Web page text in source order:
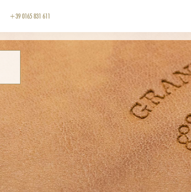
+39 0165 831 611